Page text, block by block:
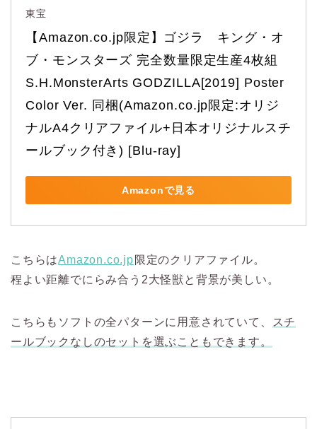
東宝
【Amazon.co.jp限定】ゴジラ　キング・オ
ブ・モンスターズ 完全数量限定生産4枚組
S.H.MonsterArts GODZILLA[2019] Poster
Color Ver. 同梱(Amazon.co.jp限定:オリジ
ナルA4クリアファイル+日本オリジナルスチ
ールブック付き) [Blu-ray]
Amazonで見る
こちらはAmazon.co.jp 限定のクリアファイル。
程よい距離でにらみ合う2大怪獣と背景が美しい。
こちらもソフトの全パターンに用意されていて、
スチ
ールブックなしのセットを選ぶこともできます。